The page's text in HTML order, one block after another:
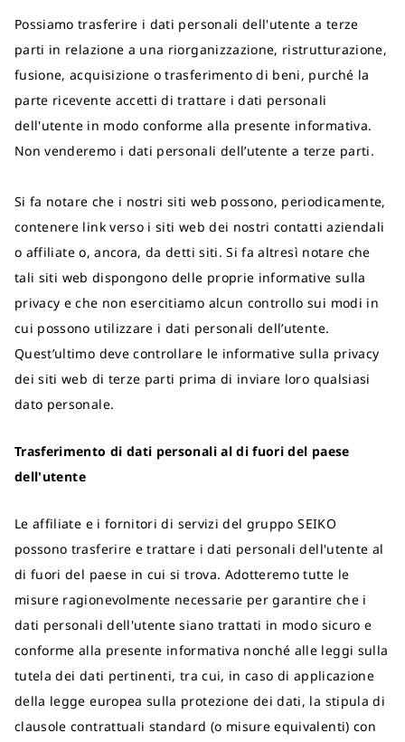
Possiamo trasferire i dati personali dell'utente a terze
parti in relazione a una riorganizzazione, ristrutturazione,
fusione, acquisizione o trasferimento di beni, purché la
parte ricevente accetti di trattare i dati personali
dell'utente in modo conforme alla presente informativa.
Non venderemo i dati personali dell’utente a terze parti.
Si fa notare che i nostri siti web possono, periodicamente,
contenere link verso i siti web dei nostri contatti aziendali
o affiliate o, ancora, da detti siti. Si fa altresì notare che
tali siti web dispongono delle proprie informative sulla
privacy e che non esercitiamo alcun controllo sui modi in
cui possono utilizzare i dati personali dell’utente.
Quest’ultimo deve controllare le informative sulla privacy
dei siti web di terze parti prima di inviare loro qualsiasi
dato personale.
Trasferimento di dati personali al di fuori del paese
dell'utente
Le affiliate e i fornitori di servizi del gruppo SEIKO
possono trasferire e trattare i dati personali dell'utente al
di fuori del paese in cui si trova. Adotteremo tutte le
misure ragionevolmente necessarie per garantire che i
dati personali dell'utente siano trattati in modo sicuro e
conforme alla presente informativa nonché alle leggi sulla
tutela dei dati pertinenti, tra cui, in caso di applicazione
della legge europea sulla protezione dei dati, la stipula di
clausole contrattuali standard (o misure equivalenti) con